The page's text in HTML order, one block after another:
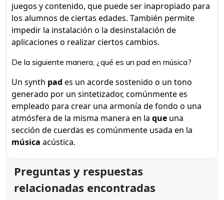
juegos y contenido, que puede ser inapropiado para
los alumnos de ciertas edades. También permite
impedir la instalación o la desinstalación de
aplicaciones o realizar ciertos cambios.
De la siguiente manera, ¿qué es un pad en música?
Un synth pad es un acorde sostenido o un tono
generado por un sintetizador, comúnmente es
empleado para crear una armonía de fondo o una
atmósfera de la misma manera en la que una
sección de cuerdas es comúnmente usada en la
música acústica.
Preguntas y respuestas
relacionadas encontradas